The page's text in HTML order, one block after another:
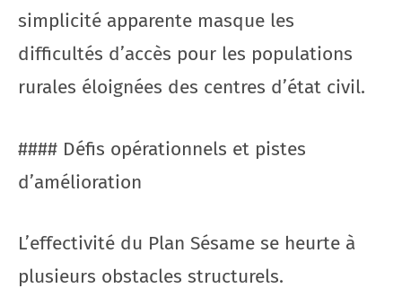
simplicité apparente masque les
difficultés d’accès pour les populations
rurales éloignées des centres d’état civil.
#### Défis opérationnels et pistes
d’amélioration
L’effectivité du Plan Sésame se heurte à
plusieurs obstacles structurels.